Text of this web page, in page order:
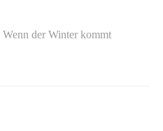
Wenn der Winter kommt